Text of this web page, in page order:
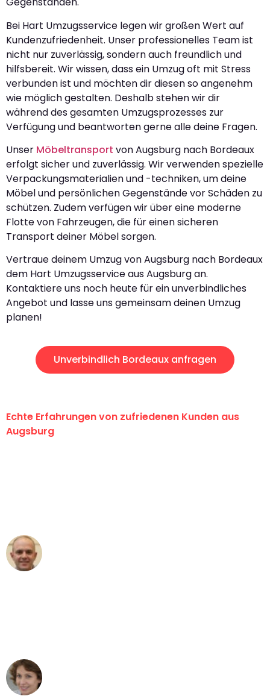
Bei Hart Umzugsservice legen wir großen Wert auf
Kundenzufriedenheit. Unser professionelles Team ist
nicht nur zuverlässig, sondern auch freundlich und
hilfsbereit. Wir wissen, dass ein Umzug oft mit Stress
verbunden ist und möchten dir diesen so angenehm
wie möglich gestalten. Deshalb stehen wir dir
während des gesamten Umzugsprozesses zur
Verfügung und beantworten gerne alle deine Fragen.
Unser Möbeltransport von Augsburg nach Bordeaux
erfolgt sicher und zuverlässig. Wir verwenden spezielle
Verpackungsmaterialien und -techniken, um deine
Möbel und persönlichen Gegenstände vor Schäden zu
schützen. Zudem verfügen wir über eine moderne
Flotte von Fahrzeugen, die für einen sicheren
Transport deiner Möbel sorgen.
Vertraue deinem Umzug von Augsburg nach Bordeaux
dem Hart Umzugsservice aus Augsburg an.
Kontaktiere uns noch heute für ein unverbindliches
Angebot und lasse uns gemeinsam deinen Umzug
planen!
Unverbindlich Bordeaux anfragen
Echte Erfahrungen von zufriedenen Kunden aus
Augsburg